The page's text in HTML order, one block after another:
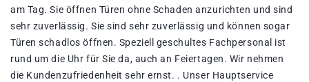
am Tag. Sie öffnen Türen ohne Schaden anzurichten und sind
sehr zuverlässig. Sie sind sehr zuverlässig und können sogar
Türen schadlos öffnen. Speziell geschultes Fachpersonal ist
rund um die Uhr für Sie da, auch an Feiertagen. Wir nehmen
die Kundenzufriedenheit sehr ernst. . Unser Hauptservice